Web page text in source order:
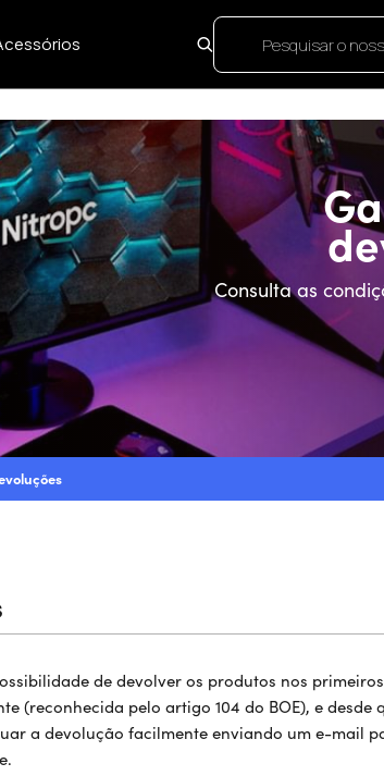
Consulta as
de devolver os produtos nos
(reconhecida pelo artigo 104 do BOE), e
a devolução facilmente enviando um e-mail